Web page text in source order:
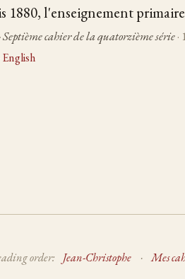
1880, l'enseignement primaire
· Septième cahier de la quatorzième série
English
order: Jean-Christophe · Mes